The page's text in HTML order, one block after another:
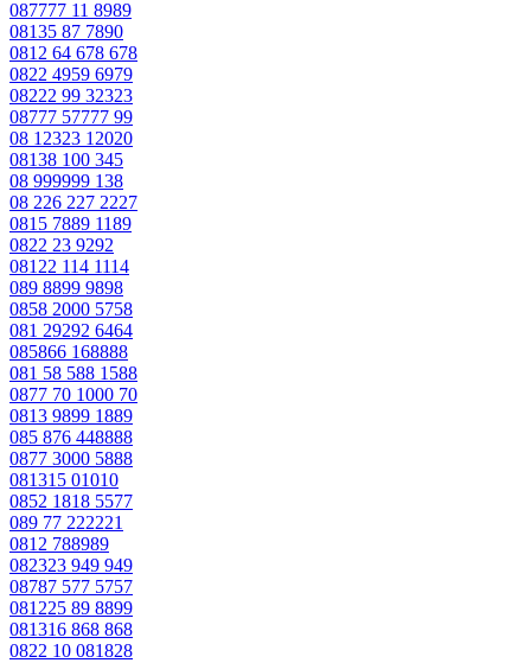
087777 11 8989
08135 87 7890
0812 64 678 678
0822 4959 6979
08222 99 32323
08777 57777 99
08 12323 12020
08138 100 345
08 999999 138
08 226 227 2227
0815 7889 1189
0822 23 9292
08122 114 1114
089 8899 9898
0858 2000 5758
081 29292 6464
085866 168888
081 58 588 1588
0877 70 1000 70
0813 9899 1889
085 876 448888
0877 3000 5888
081315 01010
0852 1818 5577
089 77 222221
0812 788989
082323 949 949
08787 577 5757
081225 89 8899
081316 868 868
0822 10 081828